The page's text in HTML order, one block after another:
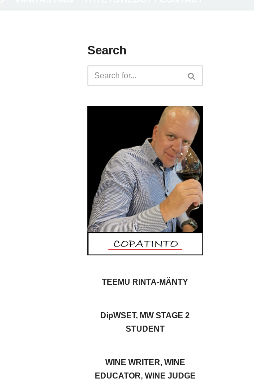
Search
TEEMU RINTA-MÄNTY
DipWSET, MW STAGE 2
STUDENT
WINE WRITER, WINE
EDUCATOR, WINE JUDGE